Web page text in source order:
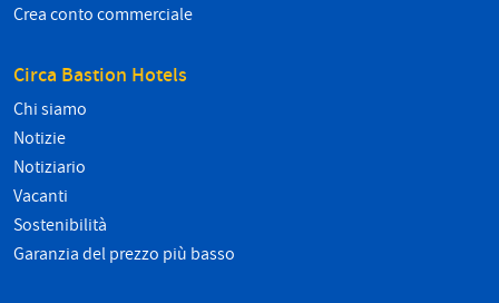
Crea conto commerciale
Circa Bastion Hotels
Chi siamo
Notizie
Notiziario
Vacanti
Sostenibilità
Garanzia del prezzo più basso